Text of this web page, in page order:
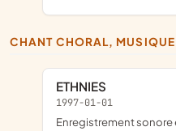
CHANT CHORAL, MUSIQUE
ETHNIES
1997-01-01
Enregistrement